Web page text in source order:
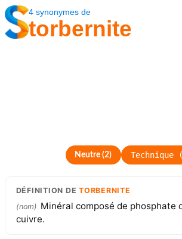
4synonymes de
torbernite
Neutre (2) Technique(
DÉFINITION DETORBERNITE
(nom) Minéral composé de phosphate
cuivre.